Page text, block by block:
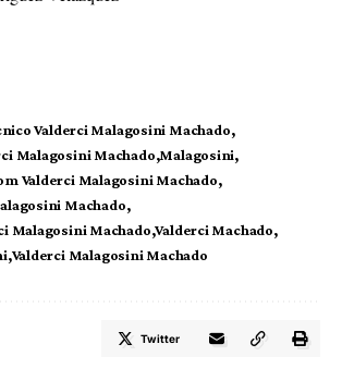
Valderci Malagosini Machado
Malagosini Machado Malagosini
Valderci Malagosini Machado
Machado
Malagosini Machado Valderci Machado
Valderci Malagosini Machado
Twitter